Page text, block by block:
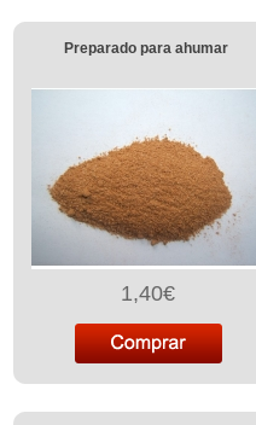
Preparado para ahumar
1,40€